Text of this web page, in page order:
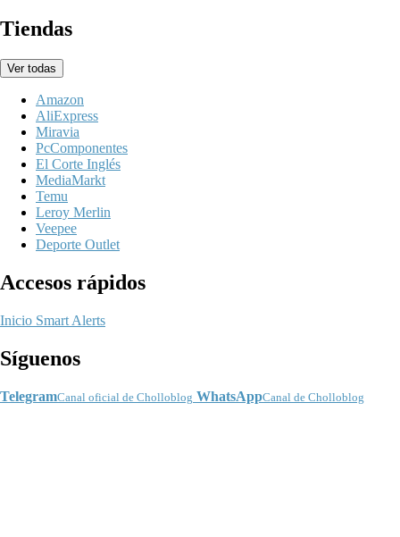
Tiendas
Ver todas
Amazon
AliExpress
Miravia
PcComponentes
El Corte Inglés
MediaMarkt
Temu
Leroy Merlin
Veepee
Deporte Outlet
Accesos rápidos
Inicio Smart Alerts
Síguenos
TelegramCanal oficial de Cholloblog WhatsAppCanal de Cholloblog